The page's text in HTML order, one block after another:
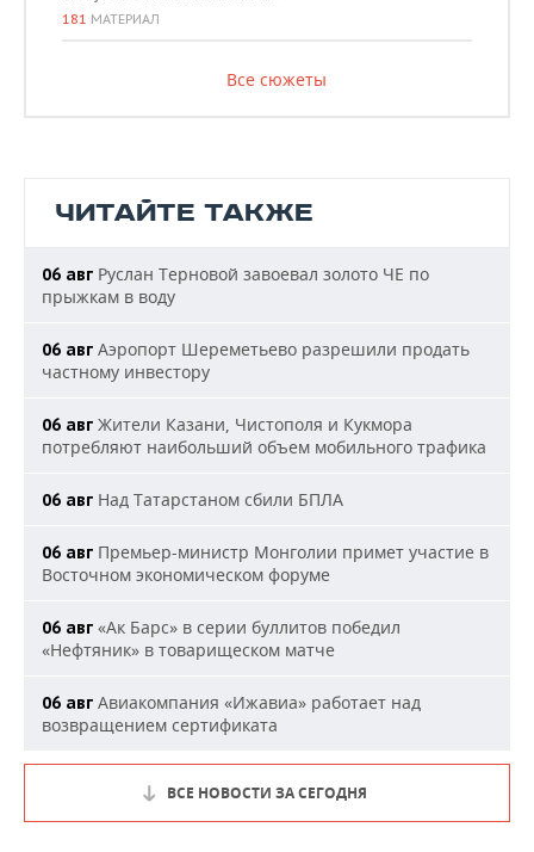
181 МАТЕРИАЛ
Все сюжеты
ЧИТАЙТЕ ТАКЖЕ
06 авг Руслан Терновой завоевал золото ЧЕ по
прыжкам в воду
06 авг Аэропорт Шереметьево разрешили продать
частному инвестору
06 авг Жители Казани, Чистополя и Кукмора
потребляют наибольший объем мобильного трафика
06 авг Над Татарстаном сбили БПЛА
06 авг Премьер-министр Монголии примет участие в
Восточном экономическом форуме
06 авг «Ак Барс» в серии буллитов победил
«Нефтяник» в товарищеском матче
06 авг Авиакомпания «Ижавиа» работает над
возвращением сертификата
ВСЕ НОВОСТИ ЗА СЕГОДНЯ